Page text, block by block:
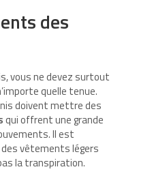
des
vous ne devez surtout
quelle tenue.
doivent mettre des
qui offrent une grande
Il est
des vêtements légers
la transpiration.